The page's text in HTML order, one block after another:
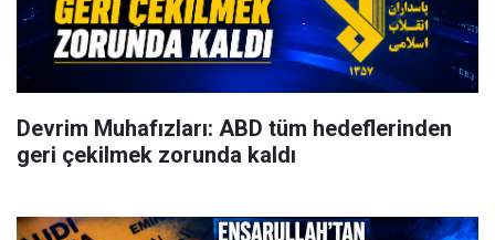
Devrim Muhafızları: ABD tüm hedeflerinden
geri çekilmek zorunda kaldı